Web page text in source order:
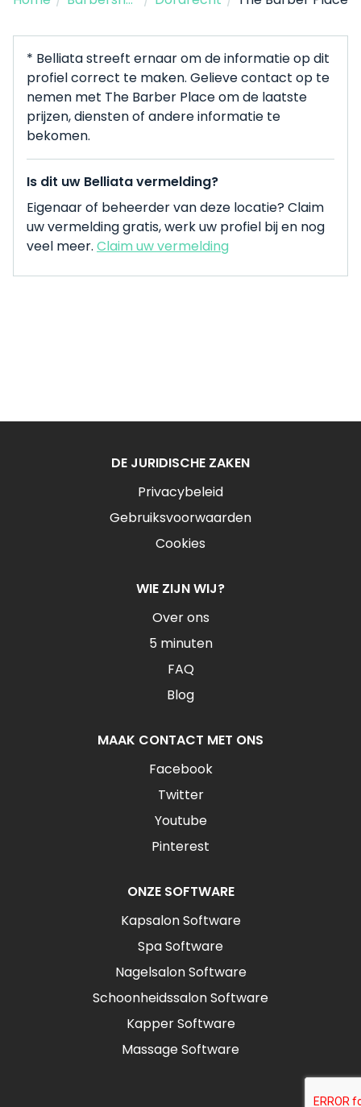
* Belliata streeft ernaar om de informatie op dit
profiel correct te maken. Gelieve contact op te
nemen met The Barber Place om de laatste
prijzen, diensten of andere informatie te
bekomen.
Is dit uw Belliata vermelding?
Eigenaar of beheerder van deze locatie? Claim
uw vermelding gratis, werk uw profiel bij en nog
veel meer. Claim uw vermelding
DE JURIDISCHE ZAKEN
Privacybeleid
Gebruiksvoorwaarden
Cookies
WIE ZIJN WIJ?
Over ons
5 minuten
FAQ
Blog
MAAK CONTACT MET ONS
Facebook
Twitter
Youtube
Pinterest
ONZE SOFTWARE
Kapsalon Software
Spa Software
Nagelsalon Software
Schoonheidssalon Software
Kapper Software
Massage Software